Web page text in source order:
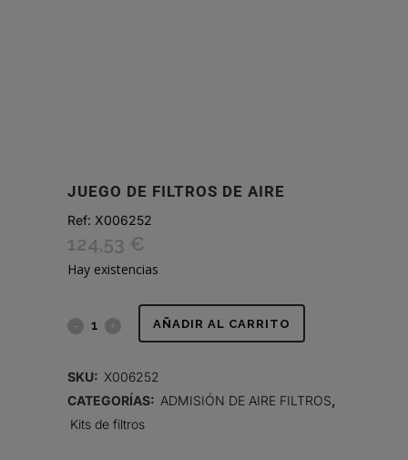
JUEGO DE FILTROS DE AIRE
Ref: X006252
124,53 €
Hay existencias
JUEGO
DE
AÑADIR AL CARRITO
SKU: X006252
CATEGORÍAS: ADMISIÓN DE AIRE FILTROS
Kits de filtros